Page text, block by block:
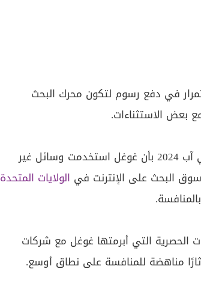
في دفع رسوم لتكون محرك البحث
بعض الاستثناءات.
وكان القاضي أميت ميهتا حكم في آب 2024 بأن غوغل استخدمت وسائل غير
البحث على الإنترنت في الولايات المتحدة
التي أبرمتها غوغل مع شركات
مناهضة للمنافسة على نطاق أوسع.